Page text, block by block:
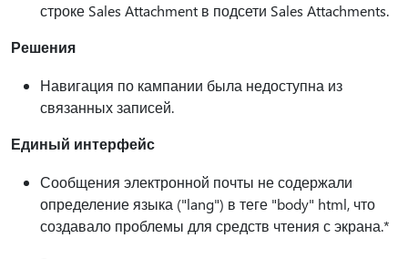
строке Sales Attachment в подсети Sales Attachments.
Решения
Навигация по кампании была недоступна из
связанных записей.
Единый интерфейс
Сообщения электронной почты не содержали
определение языка ("lang") в теге "body" html, что
создавало проблемы для средств чтения с экрана.*